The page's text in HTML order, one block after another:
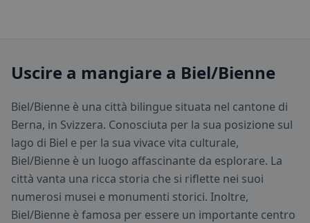
Uscire a mangiare a Biel/Bienne
Biel/Bienne è una città bilingue situata nel cantone di
Berna, in Svizzera. Conosciuta per la sua posizione sul
lago di Biel e per la sua vivace vita culturale,
Biel/Bienne è un luogo affascinante da esplorare. La
città vanta una ricca storia che si riflette nei suoi
numerosi musei e monumenti storici. Inoltre,
Biel/Bienne è famosa per essere un importante centro